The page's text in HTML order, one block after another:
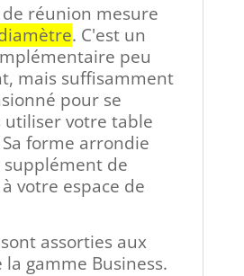
réunion mesure
. C'est un
peu
mais suffisamment
pour se
utiliser votre table
forme arrondie
de
votre espace de
assorties aux
gamme Business.